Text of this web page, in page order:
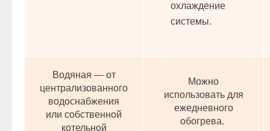
охлаждение
системы.
Водяная — от
централизованного
водоснабжения
или собственной
котельной
Можно
использовать для
ежедневного
обогрева.